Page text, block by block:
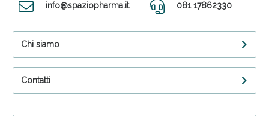
info@spaziopharma.it 081 17862330
Chi siamo
Contatti